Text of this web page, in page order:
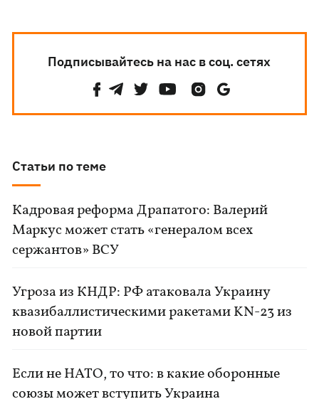
Подписывайтесь на нас в соц. сетях
Статьи по теме
Кадровая реформа Драпатого: Валерий
Маркус может стать «генералом всех
сержантов» ВСУ
Угроза из КНДР: РФ атаковала Украину
квазибаллистическими ракетами KN-23 из
новой партии
Если не НАТО, то что: в какие оборонные
союзы может вступить Украина